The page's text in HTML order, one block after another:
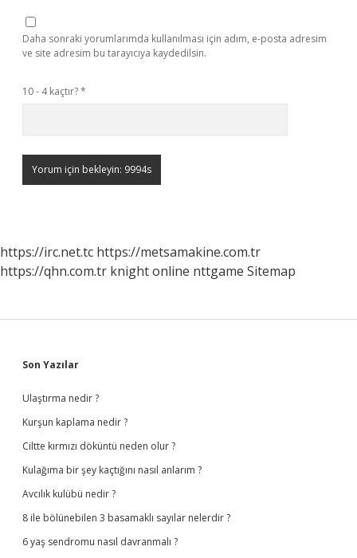
Daha sonraki yorumlarımda kullanılması için adım, e-posta adresim
ve site adresim bu tarayıcıya kaydedilsin.
10 - 4 kaçtır?*
https://irc.net.tc https://metsamakine.com.tr
https://qhn.com.tr knight online nttgame Sitemap
Sidebar
Son Yazılar
Ulaştırma nedir ?
Kurşun kaplama nedir ?
Ciltte kırmızı döküntü neden olur ?
Kulağıma bir şey kaçtığını nasıl anlarım ?
Avcılık kulübü nedir ?
8 ile bölünebilen 3 basamaklı sayılar nelerdir ?
6 yaş sendromu nasıl davranmalı ?